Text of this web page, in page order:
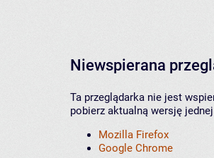
Niewspierana
Ta przeglądarka nie jest
pobierz aktualną wersję
Mozilla Firefox
Google Chrome